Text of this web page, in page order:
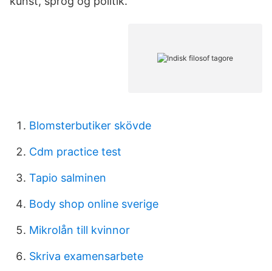
Blomsterbutiker skövde
Cdm practice test
Tapio salminen
Body shop online sverige
Mikrolån till kvinnor
Skriva examensarbete